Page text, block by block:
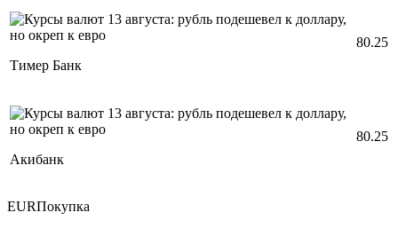
Тимер Банк
80.25
Акибанк
80.25
EURПокупка